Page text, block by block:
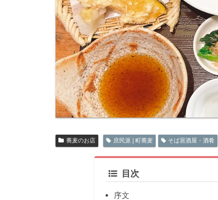
蕎麦のお店 庶民派 | 町蕎麦 そば居酒屋・酒肴
目次
序文